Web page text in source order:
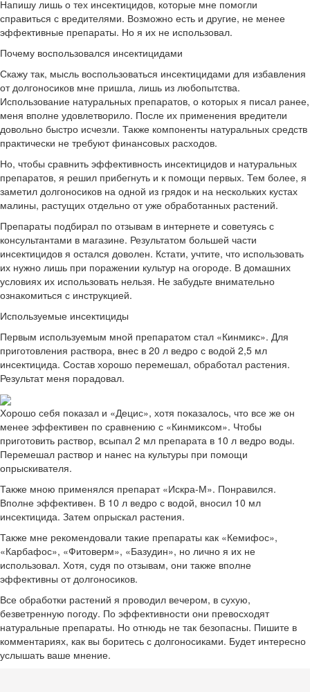
Напишу лишь о тех инсектицидов, которые мне помогли
справиться с вредителями. Возможно есть и другие, не менее
эффективные препараты. Но я их не использовал.
Почему воспользовался инсектицидами
Скажу так, мысль воспользоваться инсектицидами для избавления
от долгоносиков мне пришла, лишь из любопытства.
Использование натуральных препаратов, о которых я писал ранее,
меня вполне удовлетворило. После их применения вредители
довольно быстро исчезли. Также компоненты натуральных средств
практически не требуют финансовых расходов.
Но, чтобы сравнить эффективность инсектицидов и натуральных
препаратов, я решил прибегнуть и к помощи первых. Тем более, я
заметил долгоносиков на одной из грядок и на нескольких кустах
малины, растущих отдельно от уже обработанных растений.
Препараты подбирал по отзывам в интернете и советуясь с
консультантами в магазине. Результатом большей части
инсектицидов я остался доволен. Кстати, учтите, что использовать
их нужно лишь при поражении культур на огороде. В домашних
условиях их использовать нельзя. Не забудьте внимательно
ознакомиться с инструкцией.
Используемые инсектициды
Первым используемым мной препаратом стал «Кинмикс». Для
приготовления раствора, внес в 20 л ведро с водой 2,5 мл
инсектицида. Состав хорошо перемешал, обработал растения.
Результат меня порадовал.
Хорошо себя показал и «Децис», хотя показалось, что все же он
менее эффективен по сравнению с «Кинмиксом». Чтобы
приготовить раствор, всыпал 2 мл препарата в 10 л ведро воды.
Перемешал раствор и нанес на культуры при помощи
опрыскивателя.
Также мною применялся препарат «Искра-М». Понравился.
Вполне эффективен. В 10 л ведро с водой, вносил 10 мл
инсектицида. Затем опрыскал растения.
Также мне рекомендовали такие препараты как «Кемифос»,
«Карбафос», «Фитоверм», «Базудин», но лично я их не
использовал. Хотя, судя по отзывам, они также вполне
эффективны от долгоносиков.
Все обработки растений я проводил вечером, в сухую,
безветренную погоду. По эффективности они превосходят
натуральные препараты. Но отнюдь не так безопасны. Пишите в
комментариях, как вы боритесь с долгоносиками. Будет интересно
услышать ваше мнение.